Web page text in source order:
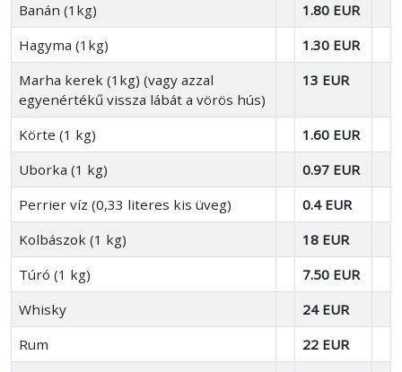
Banán (1kg)
1.80 EUR
Hagyma (1kg)
1.30 EUR
Marha kerek (1kg) (vagy azzal
egyenértékű vissza lábát a vörös hús)
13 EUR
Körte (1 kg)
1.60 EUR
Uborka (1 kg)
0.97 EUR
Perrier víz (0,33 literes kis üveg)
0.4 EUR
Kolbászok (1 kg)
18 EUR
Túró (1 kg)
7.50 EUR
Whisky
24 EUR
Rum
22 EUR